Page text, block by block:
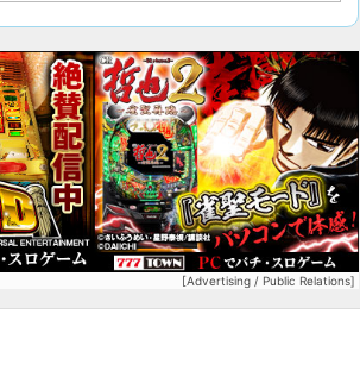
[Advertising / Public Relations]